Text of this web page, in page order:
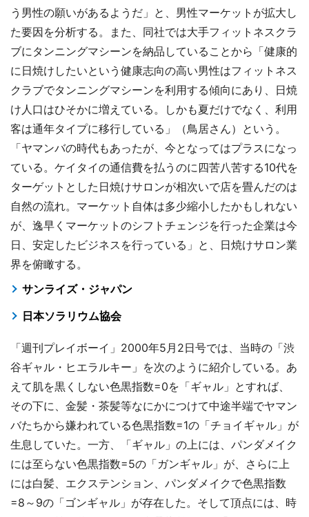
う男性の願いがあるようだ」と、男性マーケットが拡大し
た要因を分析する。また、同社では大手フィットネスクラ
ブにタンニングマシーンを納品していることから「健康的
に日焼けしたいという健康志向の高い男性はフィットネス
クラブでタンニングマシーンを利用する傾向にあり、日焼
け人口はひそかに増えている。しかも夏だけでなく、利用
客は通年タイプに移行している」（鳥居さん）という。
「ヤマンバの時代もあったが、今となってはプラスになっ
ている。ケイタイの通信費を払うのに四苦八苦する10代を
ターゲットとした日焼けサロンが相次いで店を畳んだのは
自然の流れ。マーケット自体は多少縮小したかもしれない
が、逸早くマーケットのシフトチェンジを行った企業は今
日、安定したビジネスを行っている」と、日焼けサロン業
界を俯瞰する。
サンライズ・ジャパン
日本ソラリウム協会
「週刊プレイボーイ」2000年5月2日号では、当時の「渋
谷ギャル・ヒエラルキー」を次のように紹介している。あ
えて肌を黒くしない色黒指数=0を「ギャル」とすれば、
その下に、金髪・茶髪等なにかにつけて中途半端でヤマン
バたちから嫌われている色黒指数=1の「チョイギャル」が
生息していた。一方、「ギャル」の上には、パンダメイク
には至らない色黒指数=5の「ガンギャル」が、さらに上
には白髪、エクステンション、パンダメイクで色黒指数
=8～9の「ゴンギャル」が存在した。そして頂点には、時